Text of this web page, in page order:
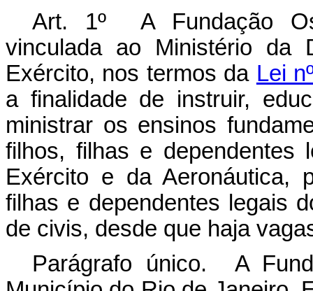
Art. 1º A Fundação
vinculada ao Ministério da
Exército, nos termos da Lei
a finalidade de instruir,
ministrar os ensinos
filhos, filhas e dependentes
Exército e da Aeronáutica,
filhas e dependentes legais
de civis, desde que haja
Parágrafo único. A